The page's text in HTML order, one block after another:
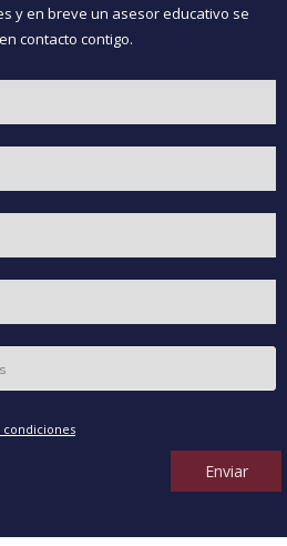
y en breve un asesor educativo se
contacto contigo.
Enviar